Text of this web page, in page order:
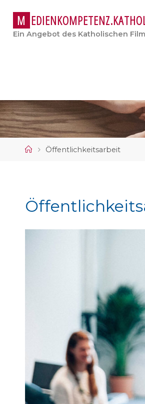
M EDIENKOMPETENZ.KATHO
Ein Angebot des Katholischen
StartÖffentlichkeitsarbeit